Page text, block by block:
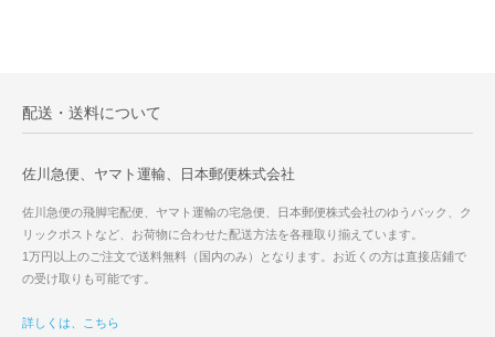
配送・送料について
佐川急便、ヤマト運輸、日本郵便株式会社
佐川急便の飛脚宅配便、ヤマト運輸の宅急便、日本郵便株式会社のゆうパック、ク
リックポストなど、お荷物に合わせた配送方法を各種取り揃えています。
1万円以上のご注文で送料無料（国内のみ）となります。お近くの方は直接店鋪で
の受け取りも可能です。
詳しくは、こちら